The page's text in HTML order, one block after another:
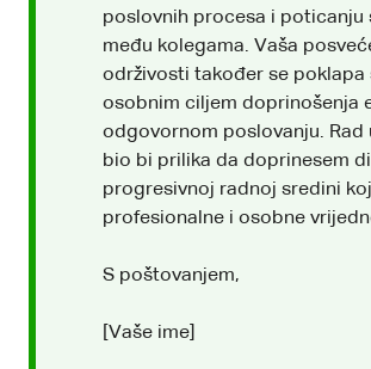
poslovnih procesa i poticanju
među kolegama. Vaša
održivosti također se poklapa
osobnim ciljem doprinošenja
odgovornom poslovanju. Rad
bio bi prilika da doprinesem
progresivnoj radnoj sredini
profesionalne i osobne
S poštovanjem,
[Vaše ime]